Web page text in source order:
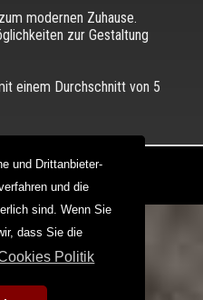
und Drittanbieter-
und die
sind. Wenn Sie
dass Sie die
Politik
und Drittanbieter-
und die
sind. Wenn Sie
dass Sie die
Politik
modernen Zuhause.
zur Gestaltung
einem Durchschnitt von 5
| maasgmbh.com
Projekt